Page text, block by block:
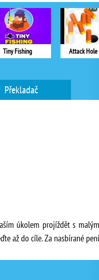
Tiny Fishing Attack Hole
Překladač
úkolem projíždět s
až do cíle. Za nasbírané